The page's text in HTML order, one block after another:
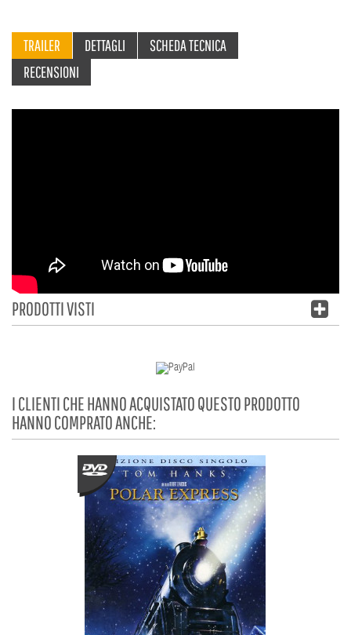
TRAILER DETTAGLI
SCHEDA TECNICA
RECENSIONI
PRODOTTI VISTI
I CLIENTI CHE HANNO ACQUISTATO QUESTO PRODOTTO
HANNO COMPRATO ANCHE: